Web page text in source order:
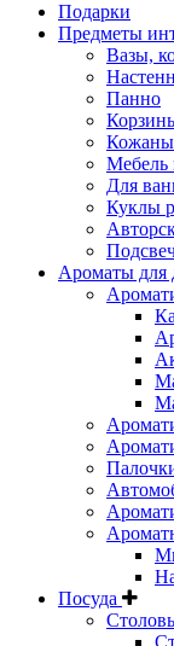
Подарки
Предметы
Вазы,
Панно
Мебель
Для
Куклы
Ароматы для
Посуда